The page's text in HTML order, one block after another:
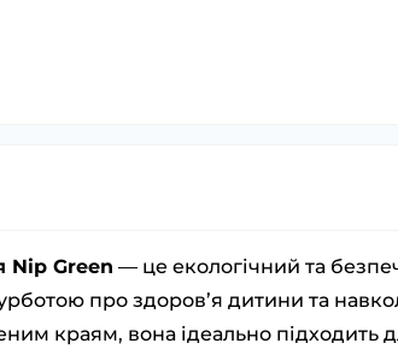
Nip Green — це екологічний та
про здоров’я дитини та
краям, вона ідеально